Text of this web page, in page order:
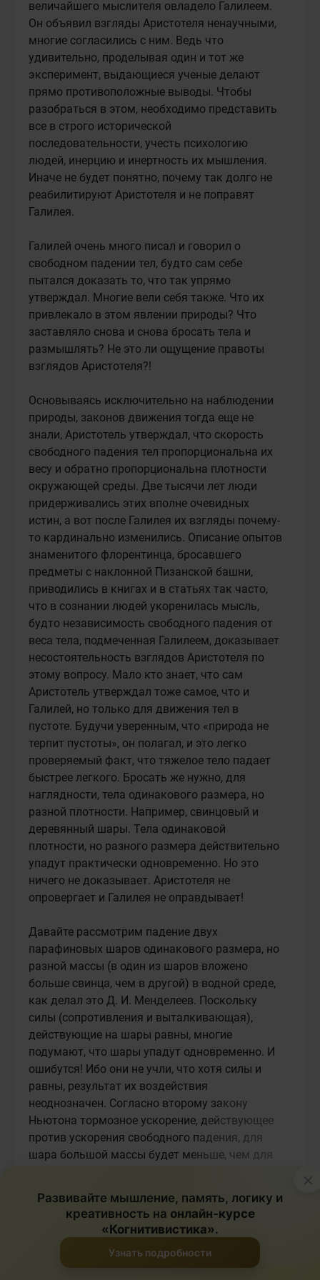
×
Развивайте мышление, память, логику и
креативность на онлайн-курсе
«Когнитивистика».
Узнать подробности